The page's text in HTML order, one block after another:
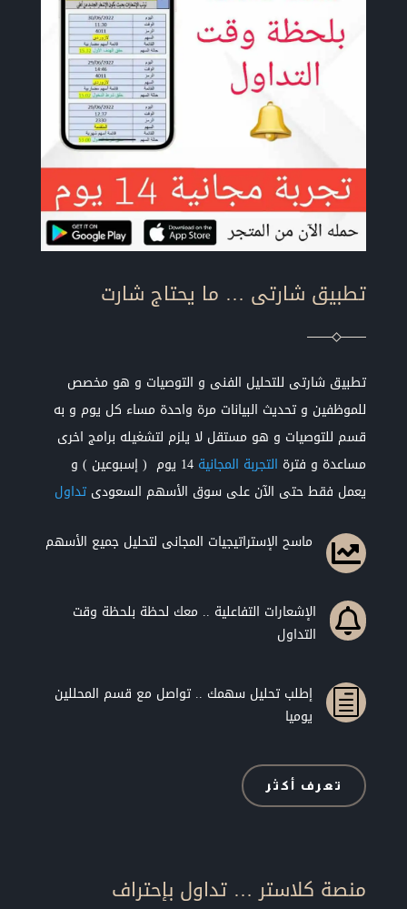
تطبيق شارتى … ما يحتاج شارت
تطبيق شارتى للتحليل الفنى و التوصيات و هو مخصص
للموظفين و تحديث البيانات مرة واحدة مساء كل يوم و به
قسم للتوصيات و هو مستقل لا يلزم لتشغيله برامج اخرى
مساعدة و فترة التجربة المجانية
14 يوم ( إسبوعين ) و
يعمل فقط حتى الآن على سوق الأسهم السعودى تداول
 ماسح الإستراتيجيات المجانى لتحليل جميع الأسهم

الإشعارات التفاعلية .. معك لحظة بلحظة وقت
التداول
h
إطلب تحليل سهمك .. تواصل مع قسم المحللين
يوميا
تعرف أكثر
منصة كلاستر … تداول بإحتراف